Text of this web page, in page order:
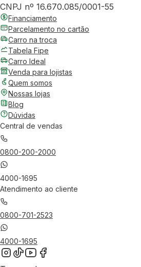
CNPJ nº 16.670.085/0001-55
Financiamento
Parcelamento no cartão
Carro na troca
Tabela Fipe
Carro Ideal
Venda para lojistas
Quem somos
Nossas lojas
Blog
Dúvidas
Central de vendas
0800-200-2000
4000-1695
Atendimento ao cliente
0800-701-2523
4000-1695